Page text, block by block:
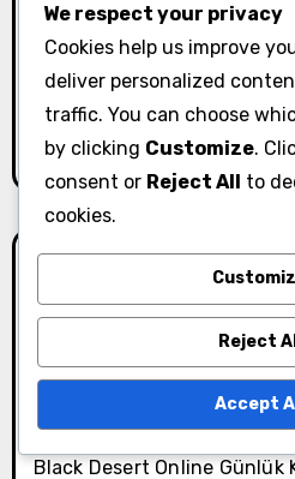
Bize Ulaşın
Makalelere Göz Atın
Hakkımızda
Son
Black Desert Online Kupon
uygulamalar, Ödülleri
Black Desert Online Günlük
We respect your privacy
Cookies help us improve
deliver personalized
traffic. You can choose
by clicking Customize.
consent or Reject All to
cookies.
Reject All
Accept All